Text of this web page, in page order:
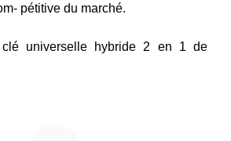
pétitive du marché.
universelle hybride 2 en 1 de